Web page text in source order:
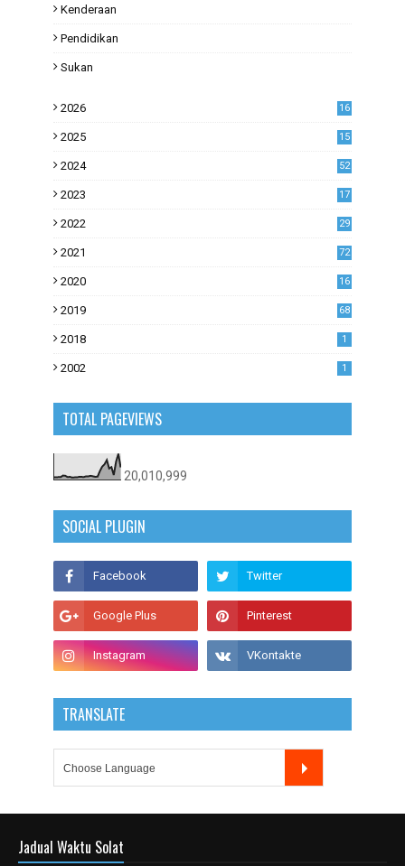
Kenderaan
Pendidikan
Sukan
2026 16
2025 15
2024 52
2023
17
2022
29
2021
72
2020
16
2019
68
2018 1
2002 1
TOTAL PAGEVIEWS
20,010,999
SOCIAL PLUGIN
TRANSLATE
Jadual Waktu Solat